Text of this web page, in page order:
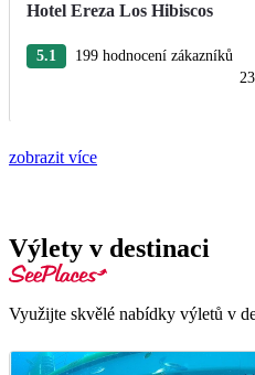
Hotel Ereza Los Hibiscos
5.1
199 hodnocení zákazníků
zobrazit více
Výlety v destinaci
Využijte skvělé nabídky výletů v